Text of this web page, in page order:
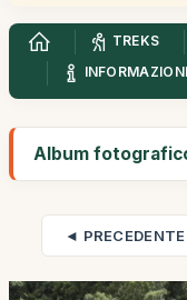
TREKS
Album
◄ PRECEDENTE